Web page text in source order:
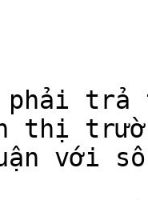
trả
thị
với số